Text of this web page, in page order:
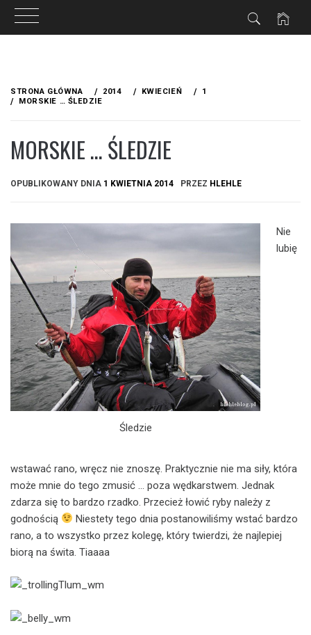
treści
STRONA GŁÓWNA 2014 KWIECIEŃ
1
MORSKIE … ŚLEDZIE
MORSKIE … ŚLEDZIE
OPUBLIKOWANY DNIA 1 KWIETNIA 2014 PRZEZ HLEHLE
Śledzie
Nie
lubię
wstawać rano, wręcz nie znoszę. Praktycznie nie ma siły, która
może mnie do tego zmusić … poza wędkarstwem. Jednak
zdarza się to bardzo rzadko. Przecież łowić ryby należy z
godnością
Niestety tego dnia postanowiliśmy wstać bardzo
rano, a to wszystko przez kolegę, który twierdzi, że najlepiej
biorą na świta. Tiaaaa